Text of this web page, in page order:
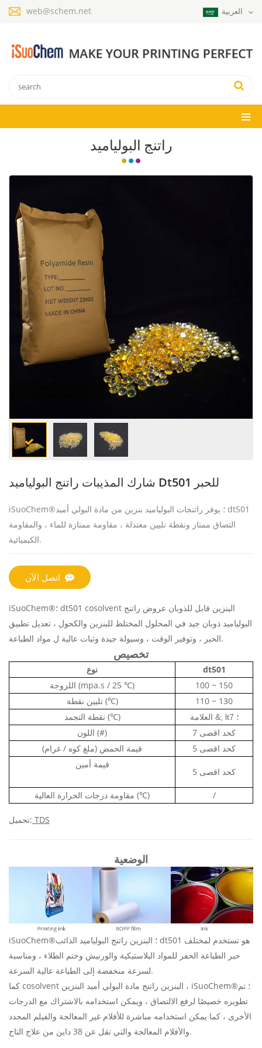
web@schem.net
راتنج البولياميد
شارك المذيبات راتنج البولياميد Dt501 للحبر
iSuoChem®؛ يوفر راتنجات البولياميد بنزين من مادة البولي أميد dt501
التصاق ممتاز ونقطة تليين معتدلة ، مقاومة ممتازة للماء ، والمقاومة
الكيميائية.
اتصل الآن
iSuoChem®؛ dt501 cosolvent البنزين قابل للذوبان عروض راتنج
البولياميد ذوبان جيد في المحلول المختلط للبنزين والكحول ، تعديل تطبيق
الحبر ، وتوفير الوقت ، وسيولة جيدة وثبات عالية ل مواد الطباعة.
تخصيص
نوع
dt501
اللزوجة (mpa.s / 25 ℃)
100 ~ 150
تليين نقطة (℃)
110 ~ 130
نقطة التجمد (℃)
العلامة &; lt؛ 7
اللون (#)
7 كحد اقصى
قيمة الحمض (ملغ كوه / غرام)
5 كحد اقصى
قيمة أمين
5 كحد اقصى
مقاومة درجات الحرارة العالية (℃) /
تحميل: TDS
الوضعية
iSuoChem®؛ البنزين راتنج البولياميد الذائب dt501 هو تستخدم لمختلف
حبر الطباعة الحفر للمواد البلاستيكية والورنيش وختم الطلاء ، ومناسبة
لسرعة منخفضة إلى الطباعة عالية السرعة.
كما cosolvent البنزين راتنج مادة البولي أميد البنزين ، iSuoChem®؛ تم
تطويره خصيصًا لرفع الالتصاق ، ويمكن استخدامه بالاشتراك مع الدرجات
الأخرى ، كما يمكن استخدامه مباشرة للأفلام غير المعالجة والفيلم المجدد
والأفلام المعالجة والتي تقل عن 38 داين من علاج التاج.